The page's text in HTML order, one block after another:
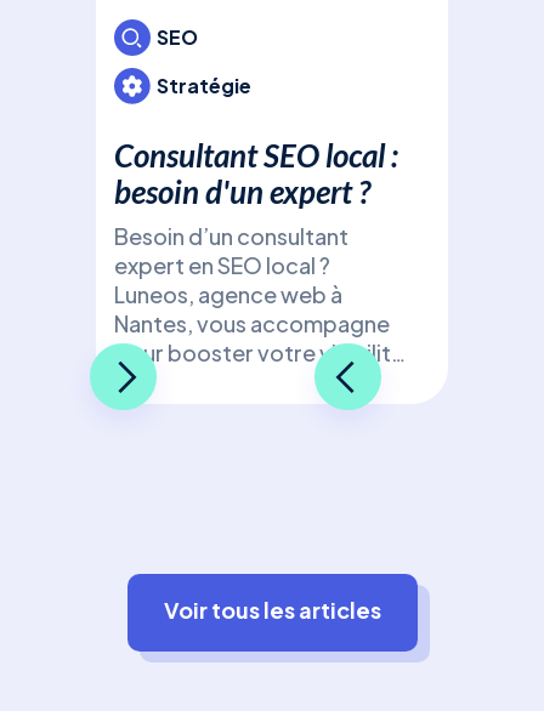
SEO
Stratégie
Consultant SEO local :
besoin d'un expert ?
Besoin d’un consultant
expert en SEO local ?
Luneos, agence web à
Nantes, vous accompagne
pour booster votre visibilité
de manière ciblée et
efficace !
Voir tous les articles